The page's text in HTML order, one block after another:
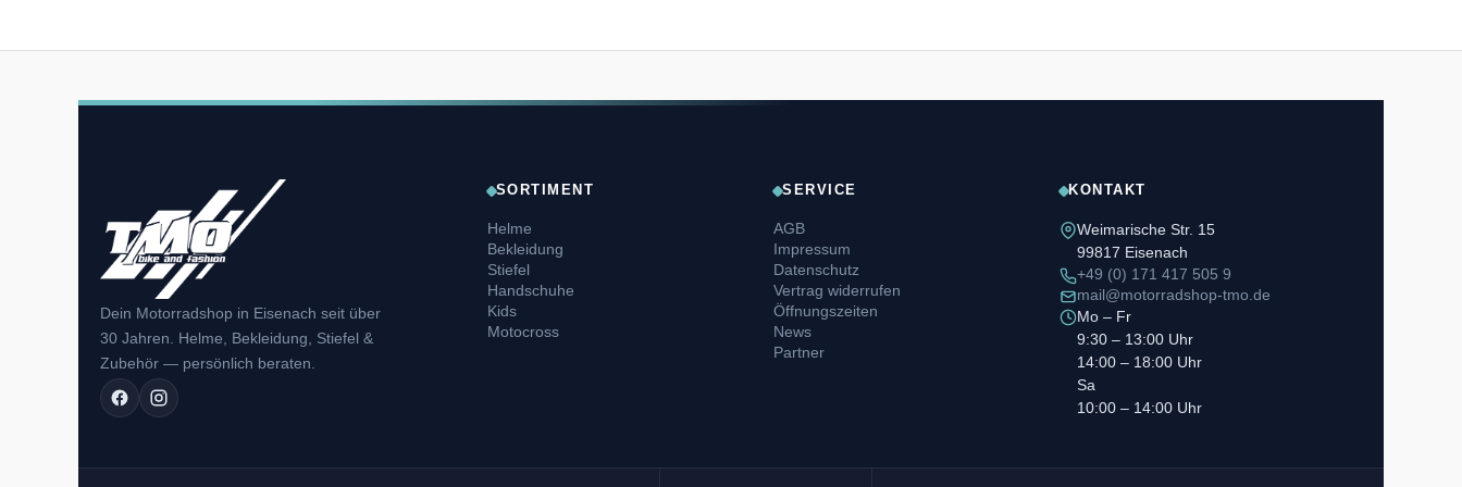
Dein Motorradshop in Eisenach seit über
30 Jahren. Helme, Bekleidung, Stiefel &
Zubehör — persönlich beraten.
SORTIMENT
Helme
Bekleidung
Stiefel
Handschuhe
Kids
Motocross
SERVICE
AGB
Impressum
Datenschutz
Vertrag widerrufen
Öffnungszeiten
News
Partner
KONTAKT
Weimarische Str. 15
99817 Eisenach
+49 (0) 171 417 505 9
mail@motorradshop-tmo.de
Mo – Fr
9:30 – 13:00 Uhr
14:00 – 18:00 Uhr
Sa
10:00 – 14:00 Uhr